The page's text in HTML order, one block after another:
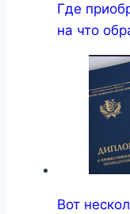
Где
на что
Вот